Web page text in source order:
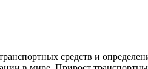
средств и